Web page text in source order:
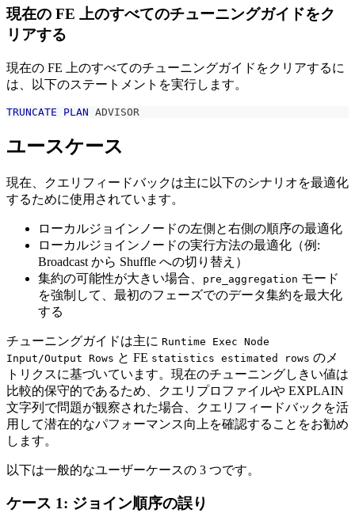
現在の FE 上のすべてのチューニングガイドをク
リアする
現在の FE 上のすべてのチューニングガイドをクリアするに
は、以下のステートメントを実行します。
TRUNCATE PLAN ADVISOR
ユースケース
現在、クエリフィードバックは主に以下のシナリオを最適化
するために使用されています。
ローカルジョインノードの左側と右側の順序の最適化
ローカルジョインノードの実行方法の最適化（例:
Broadcast から Shuffle への切り替え）
集約の可能性が大きい場合、
pre_aggregation モード
を強制して、最初のフェーズでのデータ集約を最大化
する
チューニングガイドは主に Runtime Exec Node
Input/Output Rows と FE statistics estimated rows のメ
トリクスに基づいています。現在のチューニングしきい値は
比較的保守的であるため、クエリプロファイルや EXPLAIN
文字列で問題が観察された場合、クエリフィードバックを活
用して潜在的なパフォーマンス向上を確認することをお勧め
します。
以下は一般的なユーザーケースの 3 つです。
ケース 1: ジョイン順序の誤り